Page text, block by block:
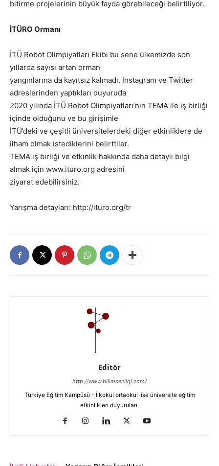
bitirme projelerinin büyük fayda görebileceği belirtiliyor.
İTÜRO Ormanı
İTÜ Robot Olimpiyatları Ekibi bu sene ülkemizde son
yıllarda sayısı artan orman
yangınlarına da kayıtsız kalmadı. Instagram ve Twitter
adreslerinden yaptıkları duyuruda
2020 yılında İTÜ Robot Olimpiyatları’nın TEMA ile iş birliği
içinde olduğunu ve bu girişimle
İTÜ’deki ve çeşitli üniversitelerdeki diğer etkinliklere de
ilham olmak istediklerini belirttiler.
TEMA iş birliği ve etkinlik hakkında daha detaylı bilgi
almak için www.ituro.org adresini
ziyaret edebilirsiniz.
Yarışma detayları: http://ituro.org/tr
Editör
http://www.bilimsenligi.com/
Türkiye Eğitim Kampüsü - İlkokul ortaokul lise üniversite eğitim
etkinlikleri duyuruları.